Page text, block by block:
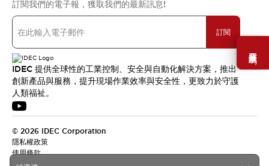
需要幫助嗎？
訂閱我們的電子報，獲取我們的最新訊息!
訂閱
IDEC 提供全球性的工業控制、安全與自動化解決方案，推出
創新產品與服務，提升現場作業效率與安全性，更致力於守護
人類福祉。
© 2026 IDEC Corporation
隱私權政策
使用條款